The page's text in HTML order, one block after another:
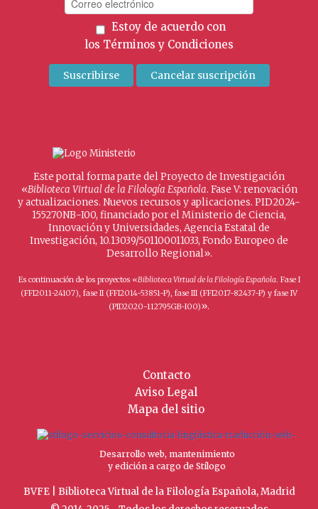
Estoy de acuerdo con
los Términos y Condiciones
Este portal forma parte del Proyecto de Investigación
«Biblioteca Virtual de la Filología Española. Fase V: renovación
y actualizaciones. Nuevos recursos y aplicaciones. PID2024-
155270NB-I00, financiado por el Ministerio de Ciencia,
Innovación y Universidades, Agencia Estatal de
Investigación, 10.13039/501100011033, Fondo Europeo de
Desarrollo Regional».
Es continuación de los proyectos «Biblioteca Virtual de la Filología Española. Fase I
(FFI2011-24107), fase II (FFI2014-53851-P), fase III (FFI2017-82437-P) y fase IV
(PID2020-112795GB-I00)».
Contacto
Aviso Legal
Mapa del sitio
Desarrollo web, mantenimiento
y edición a cargo de Stílogo
BVFE | Biblioteca Virtual de la Filología Española, Madrid